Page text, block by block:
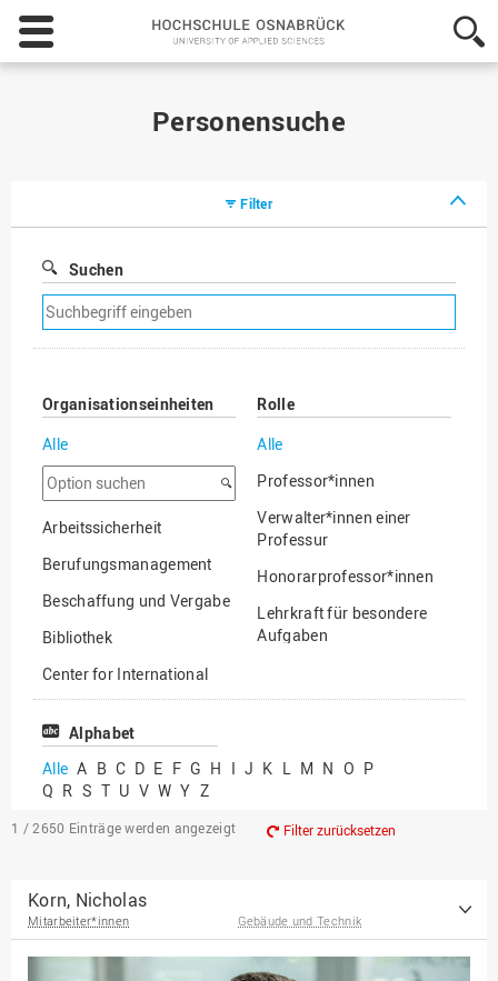
Hochschule
Osnabrück
-
Personensuche
Filter
Suchen
Suchfilter
entfernen
Organisationseinheiten
Alle
Option
suchen
Arbeitssicherheit
Berufungsmanagement
Beschaffung und Vergabe
Bibliothek
Center for International
Mobility
Center for International
Chancengerechtigkeit
eLearning Competence
EU-Büro
Fakultät
Agrarwissenschaften und
Rolle
Alle
Professor*innen
Verwalter*innen einer
Professur
Honorarprofessor*innen
Lehrkraft für besondere
Aufgaben
Professor*innen im
Alphabet
Alle A B C D E F G H I J K L M N O P
Q R S T U V W Y Z
1 / 2650 Einträge werden angezeigt Filter zurücksetzen
Korn, Nicholas
Mitarbeiter*innen Gebäude und Technik